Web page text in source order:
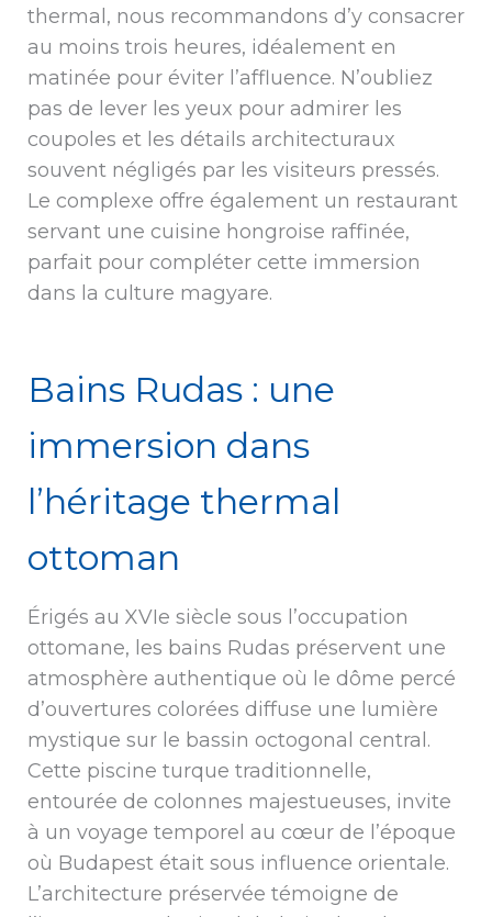
thermal, nous recommandons d’y consacrer
au moins trois heures, idéalement en
matinée pour éviter l’affluence. N’oubliez
pas de lever les yeux pour admirer les
coupoles et les détails architecturaux
souvent négligés par les visiteurs pressés.
Le complexe offre également un restaurant
servant une cuisine hongroise raffinée,
parfait pour compléter cette immersion
dans la culture magyare.
Bains Rudas : une
immersion dans
l’héritage thermal
ottoman
Érigés au XVIe siècle sous l’occupation
ottomane, les bains Rudas préservent une
atmosphère authentique où le dôme percé
d’ouvertures colorées diffuse une lumière
mystique sur le bassin octogonal central.
Cette piscine turque traditionnelle,
entourée de colonnes majestueuses, invite
à un voyage temporel au cœur de l’époque
où Budapest était sous influence orientale.
L’architecture préservée témoigne de